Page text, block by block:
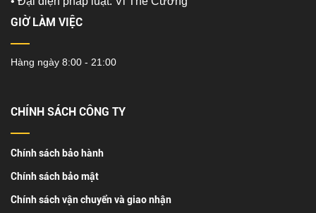
GIỜ LÀM VIỆC
Hàng ngày 8:00 - 21:00
CHÍNH SÁCH CÔNG TY
Chính sách bảo hành
Chính sách bảo mật
Chính sách vận chuyển và giao nhận